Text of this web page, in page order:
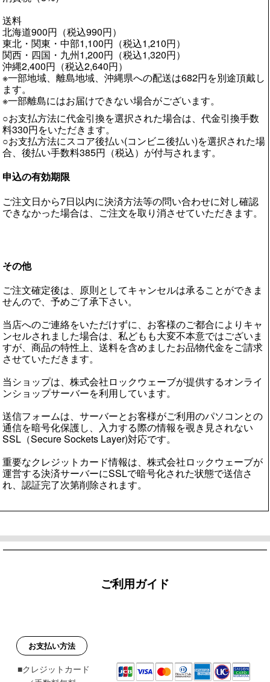
送料
北海道900円（税込990円）
東北・関東・中部1,100円（税込1,210円）
関西・四国・九州1,200円（税込1,320円）
沖縄2,400円（税込2,640円）
※一部地域、離島地域、沖縄県への配送は682円を別途頂戴し
ます。
※一部離島にはお届けできない場合がございます。
○お支払方法に代金引換を選択された場合は、代金引換手数
料330円をいただきます。
○お支払方法にスコア後払い(コンビニ後払い)を選択された場
合、後払い手数料385円（税込）が付与されます。
申込の有効期限
ご注文日から7日以内に決済方法等の問い合わせに対し確認
できなかった場合は、ご注文を取り消させていただきます。
その他
ご注文確定後は、原則としてキャンセルは承ることができま
せんので、予めご了承下さい。
当店へのご連絡をいただけずに、お客様のご都合によりキャ
ンセルされました場合は、私どもも大変不本意ではございま
すが、商品の特性上、送料を含めましたお品物代金をご請求
させていただきます。
当ショップは、株式会社ロックウェーブが提供するオンライ
ンショップサーバーを利用しています。
送信フォームは、サーバーとお客様がご利用のパソコンとの
通信を暗号化保護し、入力する際の情報を覗き見されない
SSL（Secure Sockets Layer)対応です。
重要なクレジットカード情報は、株式会社ロックウェーブが
運営する決済サーバーにSSLで暗号化された状態で送信さ
れ、認証完了次第削除されます。
ご利用ガイド
お支払い方法
■クレジットカード